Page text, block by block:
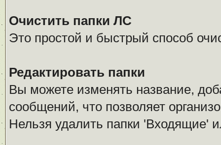
Очистить папки ЛС
Это простой и быстрый способ
Редактировать папки
Вы можете изменять название,
сообщений, что позволяет
Нельзя удалить папки 'Входящие'